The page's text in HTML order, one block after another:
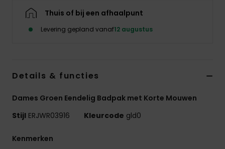
Thuis of bij een afhaalpunt
Levering gepland vanaf12 augustus
Details & functies
Dames Groen Eendelig Badpak met Korte Mouwen
Stijl ERJWR03916 Kleurcode gld0
Kenmerken